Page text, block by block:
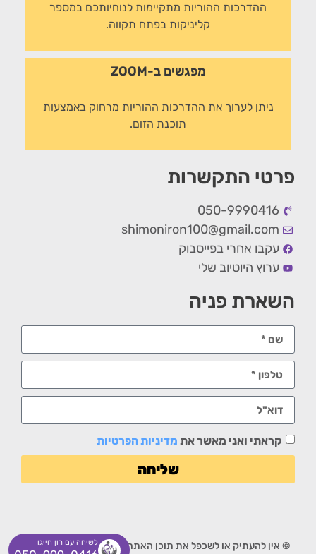
ההדרכות ההוריות מתקיימות לנוחיותכם במספר
קליניקות בפתח תקווה.
מפגשים ב-ZOOM
ניתן לערוך את ההדרכות ההוריות מרחוק באמצעות
תוכנת הזום.
פרטי התקשרות
050-9990416
shimoniron100@gmail.com
עקבו אחרי בפייסבוק
ערוץ היוטיוב שלי
השארת פניה
קראתי ואני מאשר את מדיניות הפרטיות
שליחה
לשיחה עם רון חייגו
© אין להעתיק או לשכפל את תוכן האתר ללא אישור מפורש בכתב